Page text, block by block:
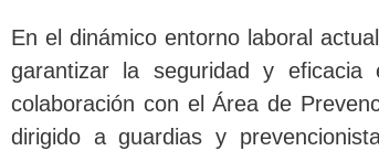
En el dinámico entorno laboral
garantizar la seguridad y
colaboración con el Área de
dirigido a guardias y